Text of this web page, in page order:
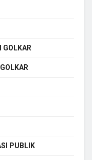
GOLKAR
PUBLIK